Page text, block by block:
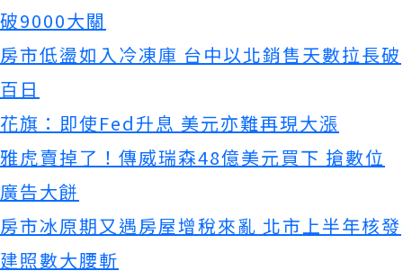
破9000大關
房市低盪如入冷凍庫 台中以北銷售天數拉長破
百日
花旗：即使Fed升息 美元亦難再現大漲
雅虎賣掉了！傳威瑞森48億美元買下 搶數位
廣告大餅
房市冰原期又遇房屋增稅來亂 北市上半年核發
建照數大腰斬